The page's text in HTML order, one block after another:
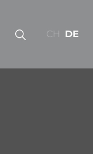
CH DE